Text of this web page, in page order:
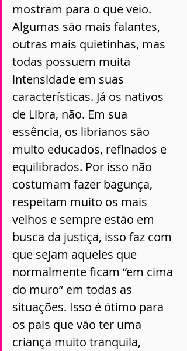
mostram para o que veio.
Algumas são mais falantes,
outras mais quietinhas, mas
todas possuem muita
intensidade em suas
características. Já os nativos
de Libra, não. Em sua
essência, os librianos são
muito educados, refinados e
equilibrados. Por isso não
costumam fazer bagunça,
respeitam muito os mais
velhos e sempre estão em
busca da justiça, isso faz com
que sejam aqueles que
normalmente ficam “em cima
do muro” em todas as
situações. Isso é ótimo para
os pais que vão ter uma
criança muito tranquila,